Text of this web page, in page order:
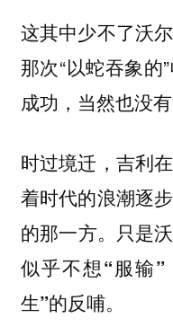
这其中少不了沃
那次“以蛇吞象的
成功，当然也没
时过境迁，吉利
着时代的浪潮逐
的那一方。只是
似乎不想“服输
生”的反哺。